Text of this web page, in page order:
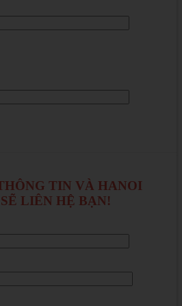
TIN VÀ HANOI
LIÊN HỆ BẠN!